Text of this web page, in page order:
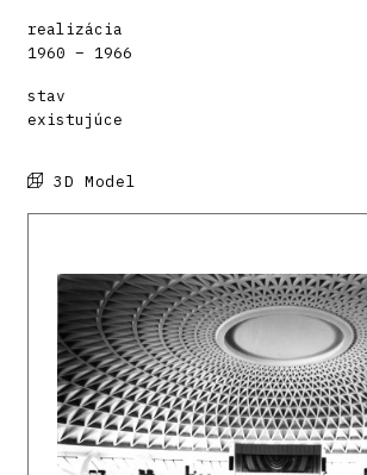
realizácia
1960 – 1966
stav
existujúce
3D Model